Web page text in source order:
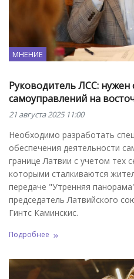
МНЕНИЕ
Руководитель ЛСС: нужен
самоуправлений на
21 августа 2025 11:00
Необходимо разработать
обеспечения деятельности
границе Латвии с учетом тех
которыми сталкиваются
передаче "Утренняя
председатель Латвийского
Гинтс Каминскис.
Подробнее